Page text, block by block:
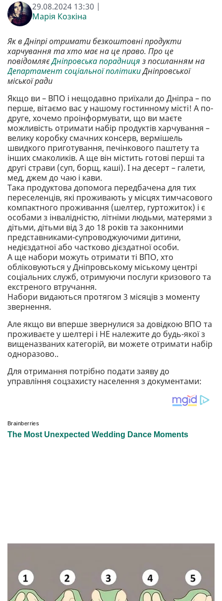
29.08.2024 13:30 |
Марія Козкіна
Як в Дніпрі отримати безкоштовні продукти
харчування та хто має на це право. Про це
повідомляєДніпровська порадниця з посиланням на
Департамент соціальної політикиДніпровської
міської ради
Якщо ви – ВПО і нещодавно приїхали до Дніпра – по
перше, вітаємо вас у нашому гостинному місті! А по-
друге, хочемо проінформувати, що ви маєте
можливість отримати набір продуктів харчування –
велику коробку смачних консерв, вермішель
швидкого приготування, печінкового паштету та
інших смаколиків. А ще він містить готові перші та
другі страви (суп, борщ, каші). І на десерт – галети,
мед, джем до чаю і кави.
Така продуктова допомога передбачена для тих
переселенців, які проживають у місцях тимчасового
компактного проживання (шелтер, гуртожиток) і є
особами з інвалідністю, літніми людьми, матерями з
дітьми, дітьми від 3 до 18 років та законними
представниками-супроводжуючими дитини,
недієздатної або частково дієздатної особи.
А ще набори можуть отримати ті ВПО, хто
обліковуються у Дніпровському міському центрі
соціальних служб, отримуючи послуги кризового та
екстреного втручання.
Набори видаються протягом 3 місяців з моменту
звернення.
Але якщо ви вперше звернулися за довідкою ВПО та
проживаєте у шелтері і НЕ належите до будь-якої з
вищеназваних категорій, ви можете отримати набір
одноразово..
Для отримання потрібно подати заяву до
управління соцзахисту населення з документами: